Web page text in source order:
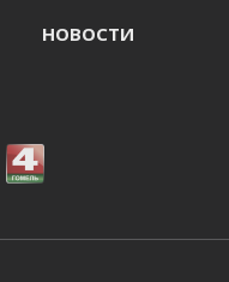
НОВОСТИ